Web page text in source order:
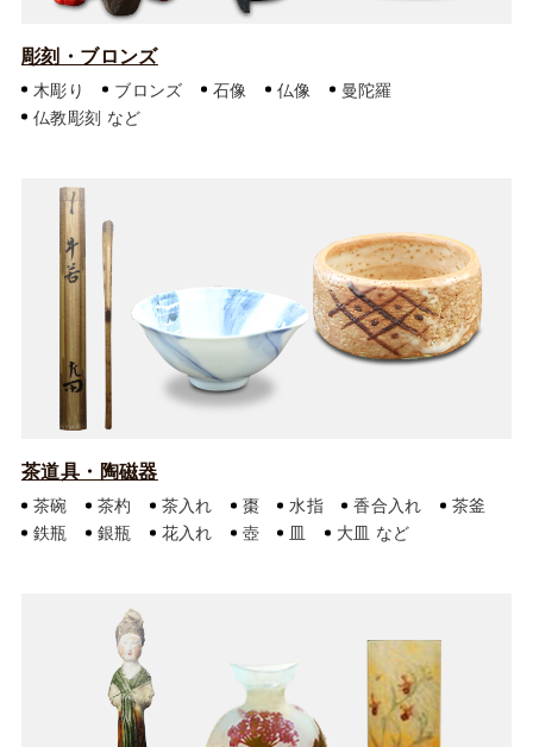
彫刻・ブロンズ
木彫り ブロンズ 石像 仏像
曼陀羅
仏教彫刻
茶道具・陶磁器
茶碗 茶杓 茶入れ 棗 水指 香合入れ
茶釜
鉄瓶
銀瓶 花入れ 壺 皿 大皿